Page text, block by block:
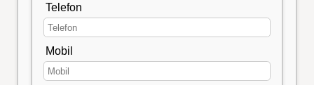
Telefon
Mobil